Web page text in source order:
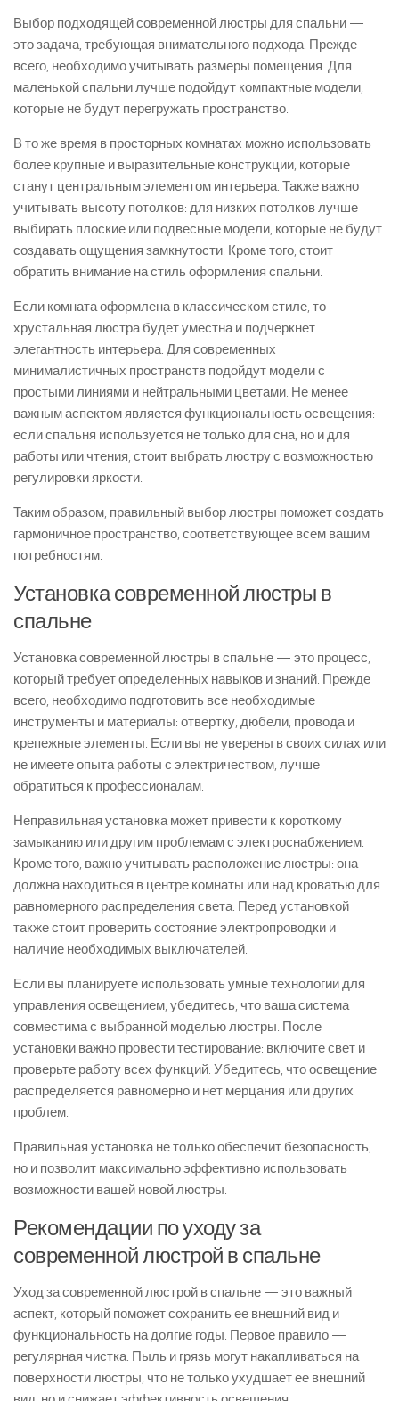
Выбор подходящей современной люстры для спальни —
это задача, требующая внимательного подхода. Прежде
всего, необходимо учитывать размеры помещения. Для
маленькой спальни лучше подойдут компактные модели,
которые не будут перегружать пространство.
В то же время в просторных комнатах можно использовать
более крупные и выразительные конструкции, которые
станут центральным элементом интерьера. Также важно
учитывать высоту потолков: для низких потолков лучше
выбирать плоские или подвесные модели, которые не будут
создавать ощущения замкнутости. Кроме того, стоит
обратить внимание на стиль оформления спальни.
Если комната оформлена в классическом стиле, то
хрустальная люстра будет уместна и подчеркнет
элегантность интерьера. Для современных
минималистичных пространств подойдут модели с
простыми линиями и нейтральными цветами. Не менее
важным аспектом является функциональность освещения:
если спальня используется не только для сна, но и для
работы или чтения, стоит выбрать люстру с возможностью
регулировки яркости.
Таким образом, правильный выбор люстры поможет создать
гармоничное пространство, соответствующее всем вашим
потребностям.
Установка современной люстры в
спальне
Установка современной люстры в спальне — это процесс,
который требует определенных навыков и знаний. Прежде
всего, необходимо подготовить все необходимые
инструменты и материалы: отвертку, дюбели, провода и
крепежные элементы. Если вы не уверены в своих силах или
не имеете опыта работы с электричеством, лучше
обратиться к профессионалам.
Неправильная установка может привести к короткому
замыканию или другим проблемам с электроснабжением.
Кроме того, важно учитывать расположение люстры: она
должна находиться в центре комнаты или над кроватью для
равномерного распределения света. Перед установкой
также стоит проверить состояние электропроводки и
наличие необходимых выключателей.
Если вы планируете использовать умные технологии для
управления освещением, убедитесь, что ваша система
совместима с выбранной моделью люстры. После
установки важно провести тестирование: включите свет и
проверьте работу всех функций. Убедитесь, что освещение
распределяется равномерно и нет мерцания или других
проблем.
Правильная установка не только обеспечит безопасность,
но и позволит максимально эффективно использовать
возможности вашей новой люстры.
Рекомендации по уходу за
современной люстрой в спальне
Уход за современной люстрой в спальне — это важный
аспект, который поможет сохранить ее внешний вид и
функциональность на долгие годы. Первое правило —
регулярная чистка. Пыль и грязь могут накапливаться на
поверхности люстры, что не только ухудшает ее внешний